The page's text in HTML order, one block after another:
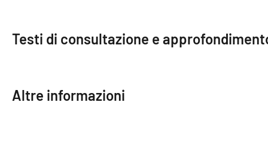
Testi di consultazione e
Altre informazioni